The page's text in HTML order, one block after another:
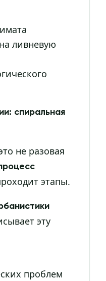
ливневую
спиральная
не разовая
этапы.
эту
проблем